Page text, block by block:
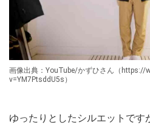
画像出典：YouTube/かずひさん（https://
v=YM7PtsddU5s）
ゆったりとしたシルエットです